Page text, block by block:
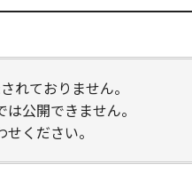
れておりません。
公開できません。
ください。